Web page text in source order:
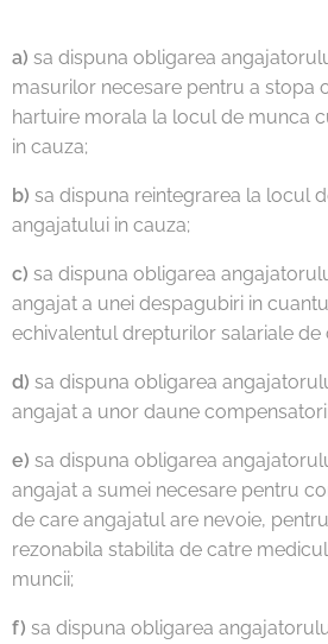
a) sa dispuna obligarea
masurilor necesare pentru a stopa
hartuire morala la locul de munca
in cauza;
b) sa dispuna reintegrarea la locul
angajatului in cauza;
c) sa dispuna obligarea
angajat a unei despagubiri in
echivalentul drepturilor salariale de
d) sa dispuna obligarea
angajat a unor daune
e) sa dispuna obligarea
angajat a sumei necesare pentru
de care angajatul are nevoie,
rezonabila stabilita de catre
muncii;
f) sa dispuna obligarea